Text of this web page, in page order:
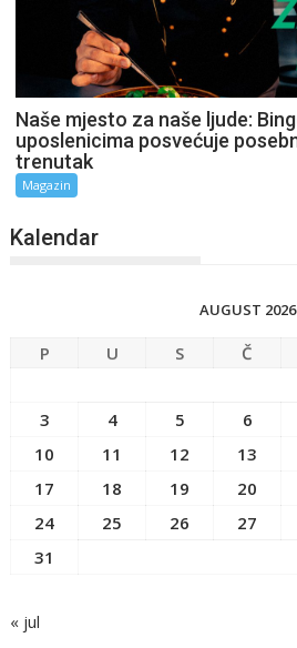
Naše mjesto za naše ljude:
uposlenicima posvećuje
trenutak
Magazin
Kalendar
AUGUST 2026
P U S Č
3
4 5 6
10
11 12 13
17
18 19 20
24
25 26 27
31
« jul